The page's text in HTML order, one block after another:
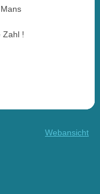
Zahl !
Webansicht